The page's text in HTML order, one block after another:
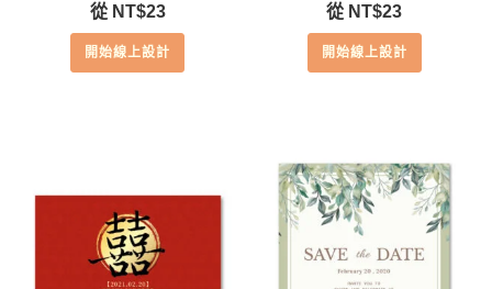
從 NT$23
開始線上設計
從 NT$23
開始線上設計